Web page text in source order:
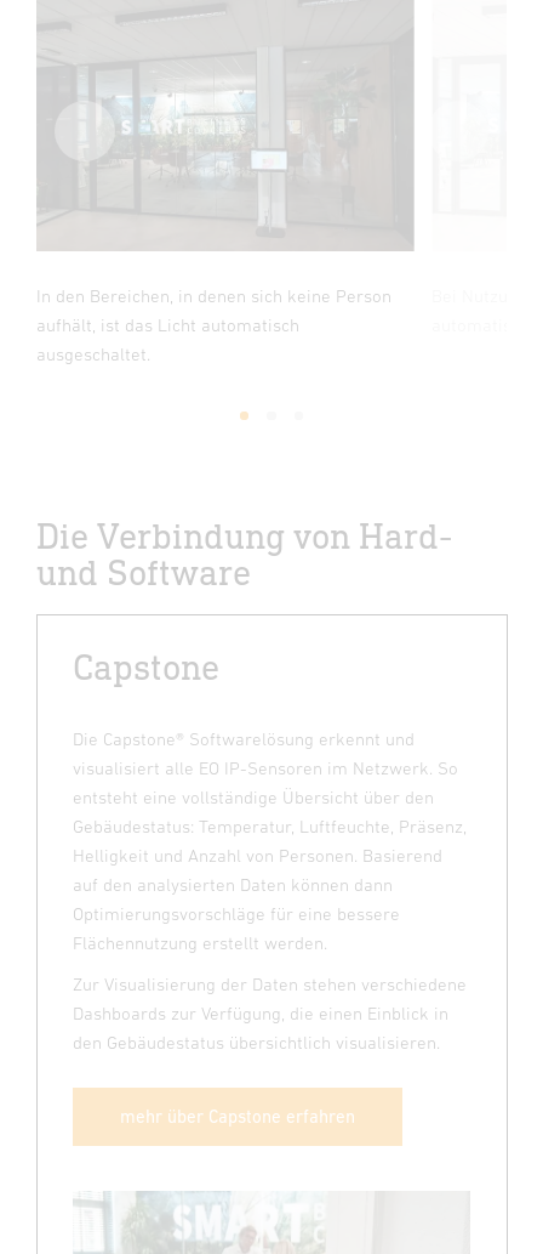
In den Bereichen, in denen sich keine Person
aufhält, ist das Licht automatisch
ausgeschaltet.
Die Verbindung von Hard-
und Software
Capstone
Die Capstone® Softwarelösung erkennt und
visualisiert alle EO IP-Sensoren im Netzwerk. So
entsteht eine vollständige Übersicht über den
Gebäudestatus: Temperatur, Luftfeuchte, Präsenz,
Helligkeit und Anzahl von Personen. Basierend
auf den analysierten Daten können dann
Optimierungsvorschläge für eine bessere
Flächennutzung erstellt werden.
Zur Visualisierung der Daten stehen verschiedene
Dashboards zur Verfügung, die einen Einblick in
den Gebäudestatus übersichtlich visualisieren.
mehr über Capstone erfahren